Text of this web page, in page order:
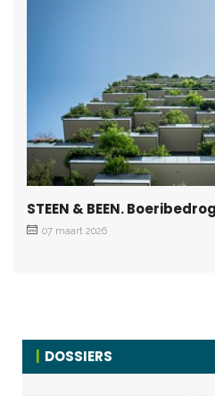
STEEN & BEEN.
07 maart 2026
DOSSIERS